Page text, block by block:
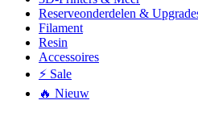
Reserveonderdelen &
Filament
Resin
Accessoires
⚡ Sale
🔥 Nieuw